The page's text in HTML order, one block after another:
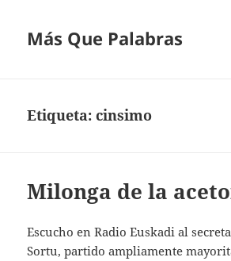
Más Que Palabras
Etiqueta:cinsimo
Milonga de la
Escucho en Radio Euskadi al
Sortu, partido ampliamente